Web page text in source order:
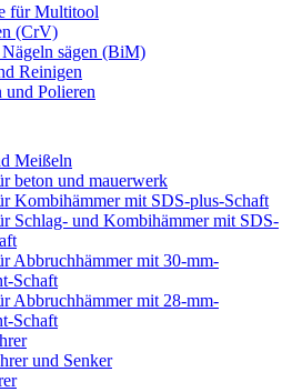
für Multitool
(CrV)
sägen (BiM)
Reinigen
und Polieren
Meißeln
beton und mauerwerk
Kombihämmer mit SDS-plus-Schaft
Schlag- und Kombihämmer mit SDS-
Abbruchhämmer mit 30-mm-
Schaft
Abbruchhämmer mit 28-mm-
Schaft
und Senker